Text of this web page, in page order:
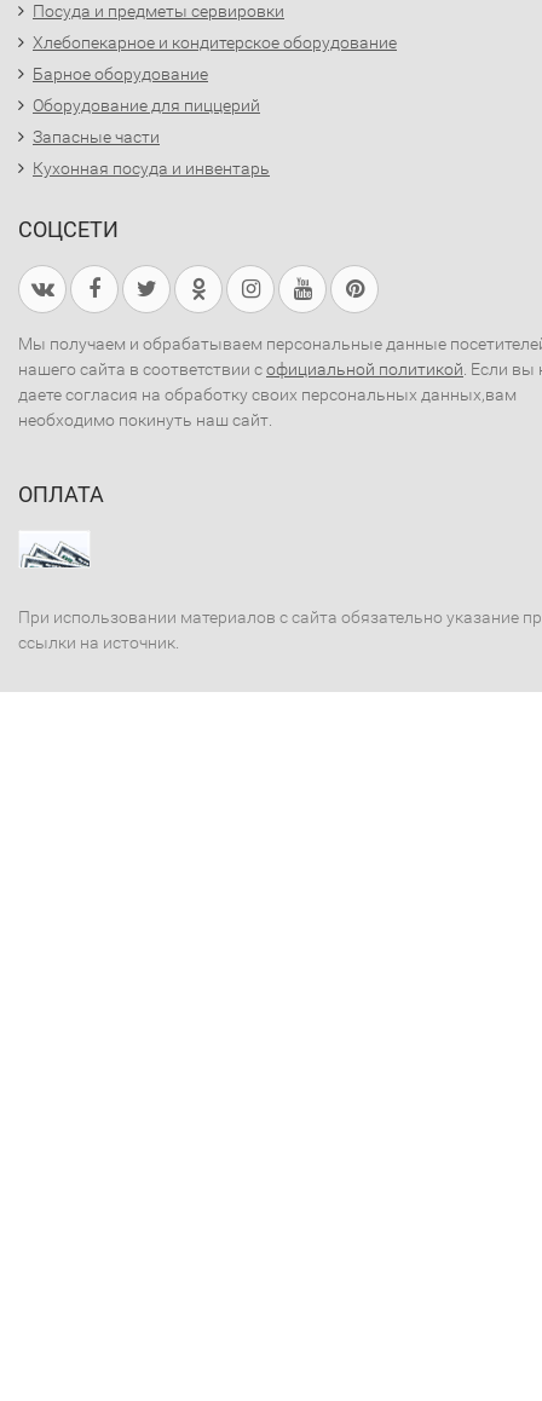
Посуда и предметы сервировки
Хлебопекарное и кондитерское оборудование
Барное оборудование
Оборудование для пиццерий
Запасные части
Кухонная посуда и инвентарь
СОЦСЕТИ
Мы получаем и обрабатываем персональные данные
нашего сайта в соответствии софициальной политикой . Если вы
даете согласия на обработку своих персональных данных,вам
необходимо покинуть наш сайт.
ОПЛАТА
При использовании материалов с сайта обязательно указание
ссылки на источник.